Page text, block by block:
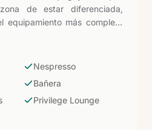
de estar diferenciada,
más completo
minibar, caja fuerte,
y snacks (11:00-18:00).
mejores enclaves de Playa
Nespresso
Bañera
Privilege Lounge